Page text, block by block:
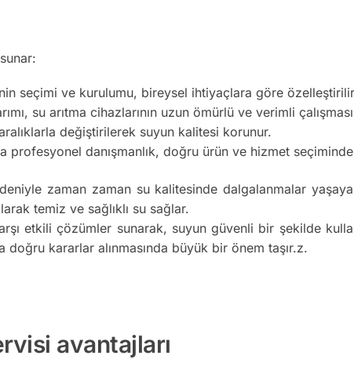
seçimi ve kurulumu, bireysel ihtiyaçlara göre
su arıtma cihazlarının uzun ömürlü ve verimli
değiştirilerek suyun kalitesi korunur.
profesyonel danışmanlık, doğru ürün ve hizmet
zaman zaman su kalitesinde dalgalanmalar
temiz ve sağlıklı su sağlar.
etkili çözümler sunarak, suyun güvenli bir şekilde
kararlar alınmasında büyük bir önem taşır.z.
avantajları